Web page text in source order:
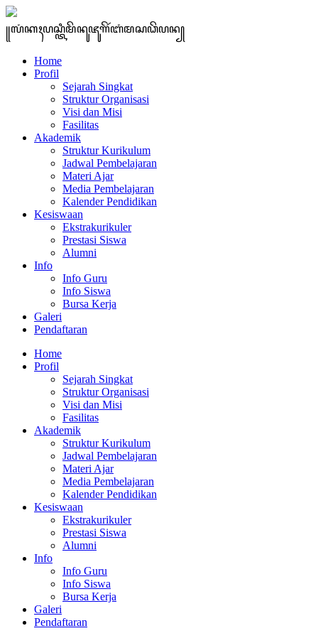
꧋ꦭꦁꦏꦃꦥꦱ꧀ꦠꦶꦩꦼꦤꦸꦗꦸꦒꦼꦂꦧꦁꦩꦱꦣꦼꦥꦤ꧀
Home
Profil
Sejarah Singkat
Struktur Organisasi
Visi dan Misi
Fasilitas
Akademik
Struktur Kurikulum
Jadwal Pembelajaran
Materi Ajar
Media Pembelajaran
Kalender Pendidikan
Kesiswaan
Ekstrakurikuler
Prestasi Siswa
Alumni
Info
Info Guru
Info Siswa
Bursa Kerja
Galeri
Pendaftaran
Home
Profil
Sejarah Singkat
Struktur Organisasi
Visi dan Misi
Fasilitas
Akademik
Struktur Kurikulum
Jadwal Pembelajaran
Materi Ajar
Media Pembelajaran
Kalender Pendidikan
Kesiswaan
Ekstrakurikuler
Prestasi Siswa
Alumni
Info
Info Guru
Info Siswa
Bursa Kerja
Galeri
Pendaftaran